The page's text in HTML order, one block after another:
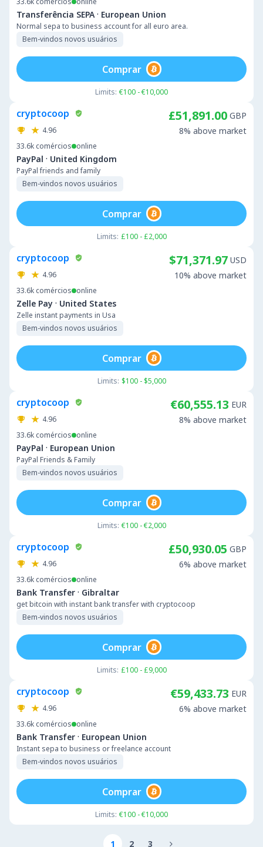
Transferência SEPA · European Union
Normal sepa to business account for all euro area.
Bem-vindos novos usuários
Limits: €100 - €10,000
Comprar
cryptocoop
4.96
33.6k comércios online
PayPal · United Kingdom
PayPal friends and family
Bem-vindos novos usuários
£51,891.00 GBP
8% above market
Limits: £100 - £2,000
Comprar
cryptocoop
4.96
33.6k comércios online
Zelle Pay · United States
Zelle instant payments in Usa
Bem-vindos novos usuários
$71,371.97 USD
10% above market
Limits: $100 - $5,000
Comprar
cryptocoop
4.96
33.6k comércios online
PayPal · European Union
PayPal Friends & Family
Bem-vindos novos usuários
€60,555.13 EUR
8% above market
Limits: €100 - €2,000
Comprar
cryptocoop
4.96
33.6k comércios online
Bank Transfer · Gibraltar
get bitcoin with instant bank transfer with cryptocoop
Bem-vindos novos usuários
£50,930.05 GBP
6% above market
Limits: £100 - £9,000
Comprar
cryptocoop
4.96
33.6k comércios online
Bank Transfer · European Union
Instant sepa to business or freelance account
Bem-vindos novos usuários
€59,433.73 EUR
6% above market
Limits: €100 - €10,000
Comprar
1 2 3 